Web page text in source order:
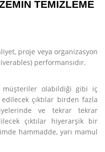
TEMİZLEME
proje veya organizasyon
performansıdır.
müşteriler olabildiği gibi iç
çıktılar birden fazla
ve tekrar tekrar
çıktılar hiyerarşik bir
hammadde, yarı mamul